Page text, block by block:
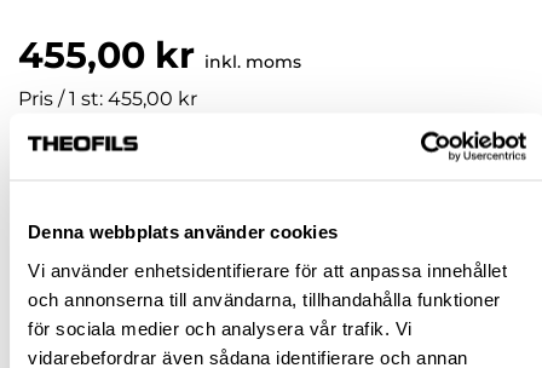
Denna webbplats använder cookies
Vi använder enhetsidentifierare för att anpassa innehållet
och annonserna till användarna, tillhandahålla funktioner
för sociala medier och analysera vår trafik. Vi
vidarebefordrar även sådana identifierare och annan
455,00 kr inkl. moms
Pris / 1 st: 455,00 kr
KÖP
Jönköping huvudlager Finns i lager online
Jönköping butik Finns i lager